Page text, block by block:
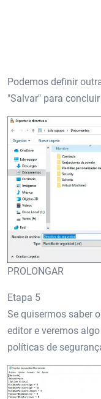
Podemos definir
"Salvar" para
PROLONGAR
Etapa 5
Se quisermos saber
editor e veremos
políticas de